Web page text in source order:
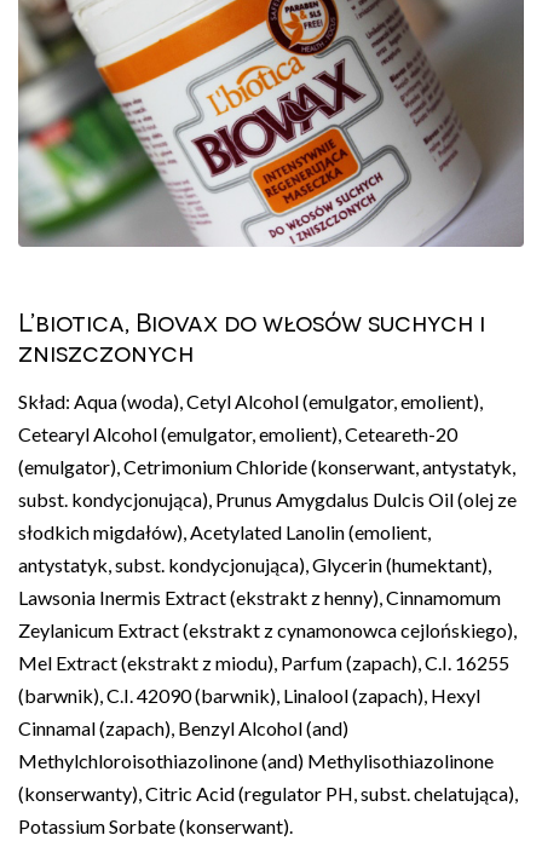
L’biotica, Biovax do włosów suchych i
zniszczonych
Skład: Aqua (woda), Cetyl Alcohol (emulgator, emolient),
Cetearyl Alcohol (emulgator, emolient), Ceteareth-20
(emulgator), Cetrimonium Chloride (konserwant, antystatyk,
subst. kondycjonująca), Prunus Amygdalus Dulcis Oil (olej ze
słodkich migdałów), Acetylated Lanolin (emolient,
antystatyk, subst. kondycjonująca), Glycerin (humektant),
Lawsonia Inermis Extract (ekstrakt z henny), Cinnamomum
Zeylanicum Extract (ekstrakt z cynamonowca cejlońskiego),
Mel Extract (ekstrakt z miodu), Parfum (zapach), C.I. 16255
(barwnik), C.I. 42090 (barwnik), Linalool (zapach), Hexyl
Cinnamal (zapach), Benzyl Alcohol (and)
Methylchloroisothiazolinone (and) Methylisothiazolinone
(konserwanty), Citric Acid (regulator PH, subst. chelatująca),
Potassium Sorbate (konserwant).